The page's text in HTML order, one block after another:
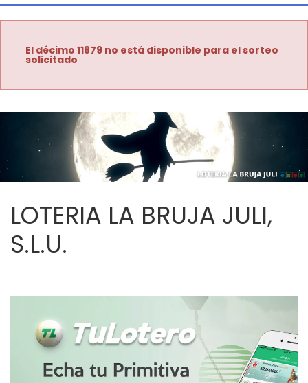
El décimo 11879 no está disponible para el sorteo
solicitado
LOTERIA LA BRUJA JULI,
S.L.U.